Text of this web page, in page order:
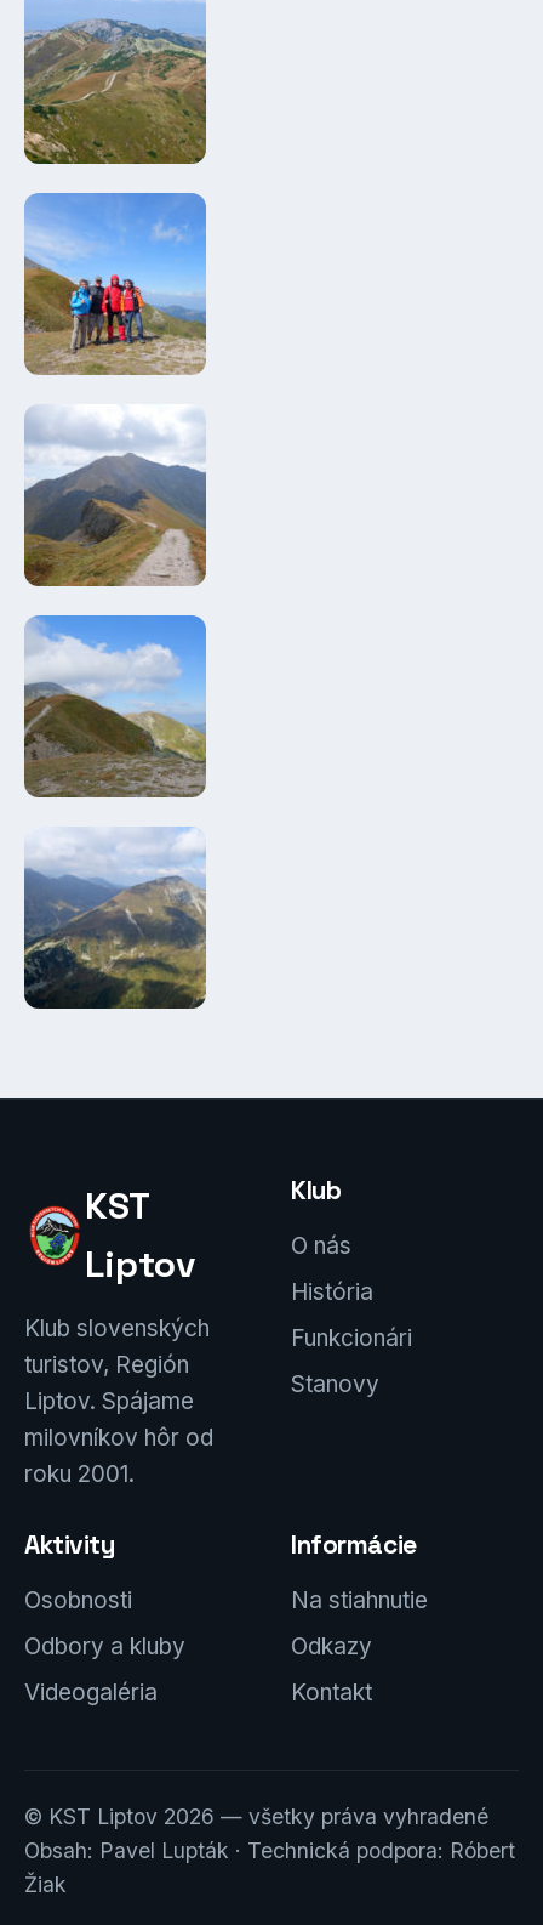
KST
Liptov
Klub slovenských
turistov, Región
Liptov. Spájame
milovníkov hôr od
roku 2001.
Klub
O nás
História
Funkcionári
Stanovy
Aktivity
Osobnosti
Odbory a kluby
Videogaléria
Informácie
Na stiahnutie
Odkazy
Kontakt
© KST Liptov 2026 — všetky práva vyhradené
Obsah: Pavel Lupták · Technická podpora: Róbert
Žiak